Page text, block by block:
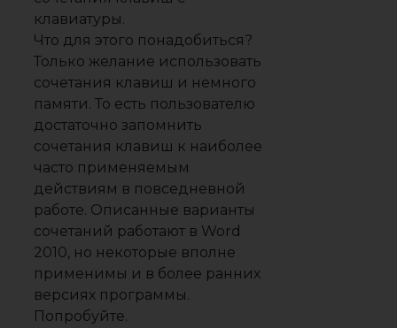
клавиатуры.
Что для этого понадобиться?
Только желание использовать
сочетания клавиш и немного
памяти. То есть пользователю
достаточно запомнить
сочетания клавиш к наиболее
часто применяемым
действиям в повседневной
работе. Описанные варианты
сочетаний работают в Word
2010, но некоторые вполне
применимы и в более ранних
версиях программы.
Попробуйте.